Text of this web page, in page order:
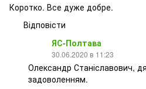
Коротко. Все дуже добре.
Відповісти
ЯС-Полтава
30.06.2020 в 11:23
Олександр Станіславович,
задоволенням.